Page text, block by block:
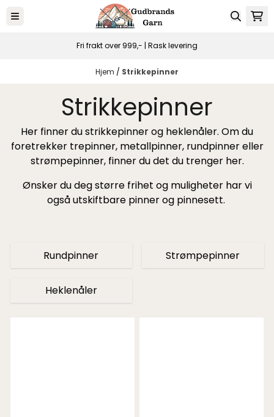
Hopp til innhold
Fri frakt over 999,- | Rask levering
Hjem / Strikkepinner
Strikkepinner
Her finner du strikkepinner og heklenåler. Om du
foretrekker trepinner, metallpinner, rundpinner eller
strømpepinner, finner du det du trenger her.
Ønsker du deg større frihet og muligheter har vi
også utskiftbare pinner og pinnesett.
Rundpinner Strømpepinner
Heklenåler